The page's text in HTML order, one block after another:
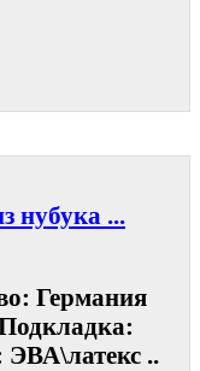
нубука ...
Германия
..